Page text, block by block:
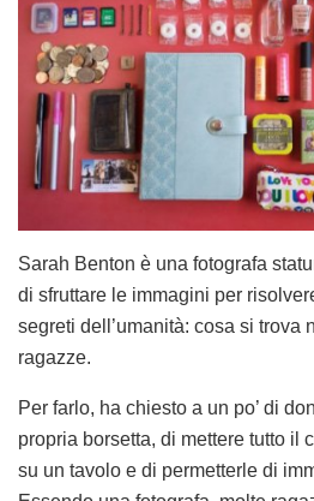
Sarah Benton è una fotografa
di sfruttare le immagini per
segreti dell’umanità: cosa si trova
ragazze.
Per farlo, ha chiesto a un po’ di
propria borsetta, di mettere tutto il
su un tavolo e di permetterle di